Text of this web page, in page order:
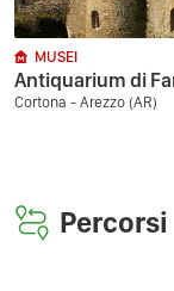
MUSEI
Antiquarium di
Cortona - Arezzo (AR)
Percorsi